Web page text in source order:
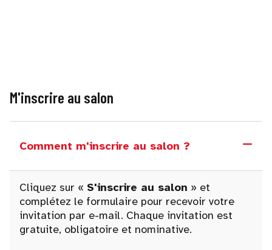
M'inscrire au salon
Comment m'inscrire au salon ?
Cliquez sur « S'inscrire au salon » et
complétez le formulaire pour recevoir votre
invitation par e-mail. Chaque invitation est
gratuite, obligatoire et nominative.